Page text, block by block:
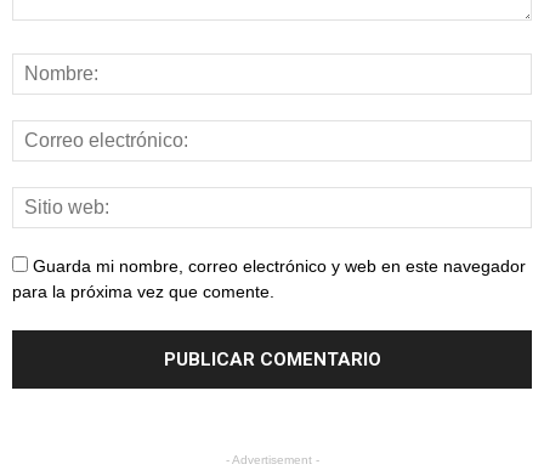
Guarda mi nombre, correo electrónico y web en este navegador
para la próxima vez que comente.
- Advertisement -